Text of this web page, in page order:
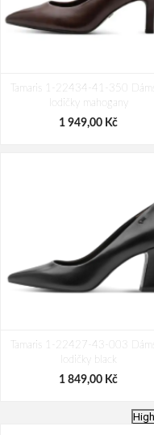
Tamaris 1-22434-41-350
lodičky mahogany
1 949,00 Kč
Tamaris 1-22427-43-003
lodičky black
1 849,00 Kč